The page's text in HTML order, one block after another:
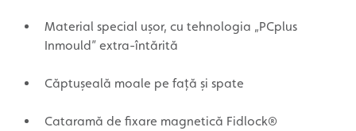
Material special ușor, cu tehnologia „PCplus
Inmould” extra-întărită
Căptușeală moale pe față și spate
Cataramă de fixare magnetică Fidlock®